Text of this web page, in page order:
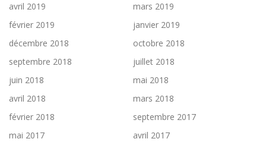
avril 2019
mars 2019
février 2019
janvier 2019
décembre 2018
octobre 2018
septembre 2018
juillet 2018
juin 2018
mai 2018
avril 2018
mars 2018
février 2018
septembre 2017
mai 2017
avril 2017